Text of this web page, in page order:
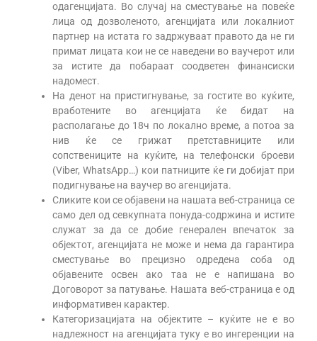
одагенцијата. Во случај на сместување на повеќе
лица од дозволеното, агенцијата или локалниот
партнер на истата го задржуваат правото да не ги
примат лицата кои не се наведени во ваучерот или
за истите да побараат соодветен финансиски
надомест.
На денот на пристигнување, за гостите во куќите,
вработените во агенцијата ќе бидат на
располагање до 18ч по локално време, а потоа за
нив ќе се грижат претставниците или
сопствениците на куќите, на телефонски броеви
(Viber, WhatsApp…) кои патниците ќе ги добијат при
подигнување на ваучер во агенцијата.
Сликите кои се објавени на нашата веб-страница се
само дел од севкупната понуда-содржина и истите
служат за да се добие генерален впечаток за
објектот, агенцијата не може и нема да гарантира
сместување во прецизно одредена соба од
објавените освен ако таа не е напишана во
Договорот за патување. Нашата веб-страница е од
информативен карактер.
Категоризацијата на објектите – куќите не е во
надлежност на агенцијата туку е во ингеренции на